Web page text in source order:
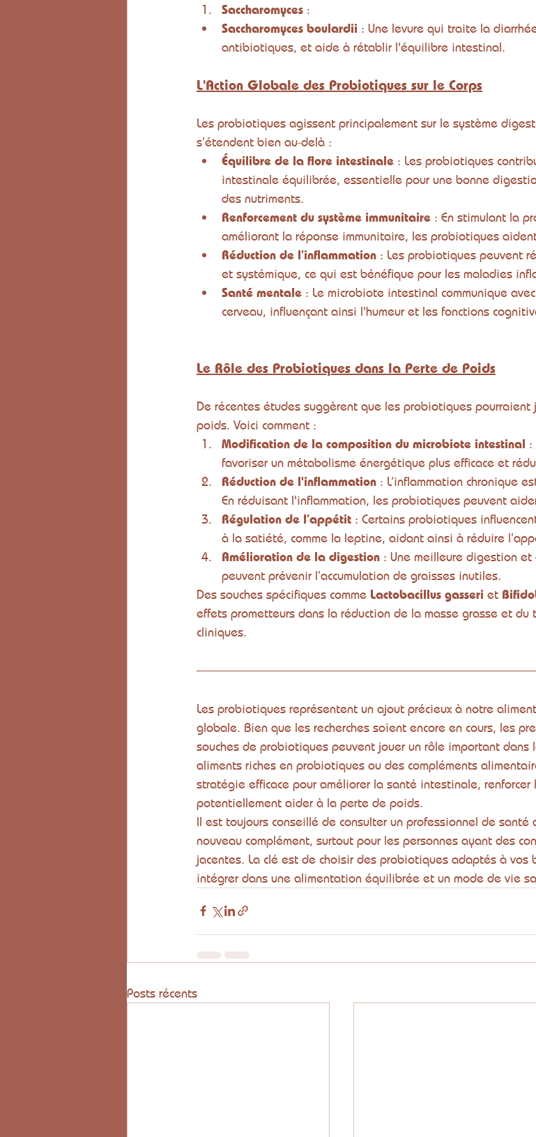
Saccharomyces :
Saccharomyces boulardii : Une levure qui traite la
antibiotiques, et aide à rétablir l'équilibre intestinal.
L'Action Globale des Probiotiques sur le Corps
Les probiotiques agissent principalement sur le système
s’étendent bien au-delà :
Équilibre de la flore intestinale : Les probiotiques
intestinale équilibrée, essentielle pour une bonne
des nutriments.
Renforcement du système immunitaire : En stimulant la
améliorant la réponse immunitaire, les probiotiques
Réduction de l’inflammation : Les probiotiques peuvent
et systémique, ce qui est bénéfique pour les maladies
Santé mentale : Le microbiote intestinal communique
cerveau, influençant ainsi l'humeur et les fonctions
Le Rôle des Probiotiques dans la Perte de Poids
De récentes études suggèrent que les probiotiques
poids. Voici comment :
Modification de la composition du microbiote intestinal :
favoriser un métabolisme énergétique plus efficace et
Réduction de l'inflammation : L’inflammation chronique
En réduisant l'inflammation, les probiotiques peuvent
Régulation de l’appétit : Certains probiotiques
à la satiété, comme la leptine, aidant ainsi à réduire
Amélioration de la digestion : Une meilleure digestion
peuvent prévenir l’accumulation de graisses inutiles.
Des souches spécifiques comme Lactobacillus gasseri et
effets prometteurs dans la réduction de la masse grasse et
cliniques.
Les probiotiques représentent un ajout précieux à notre
globale. Bien que les recherches soient encore en cours, les
souches de probiotiques peuvent jouer un rôle important
aliments riches en probiotiques ou des compléments
stratégie efficace pour améliorer la santé intestinale,
potentiellement aider à la perte de poids.
Il est toujours conseillé de consulter un professionnel de santé
nouveau complément, surtout pour les personnes ayant des
jacentes. La clé est de choisir des probiotiques adaptés à vos
intégrer dans une alimentation équilibrée et un mode de vie
Posts récents